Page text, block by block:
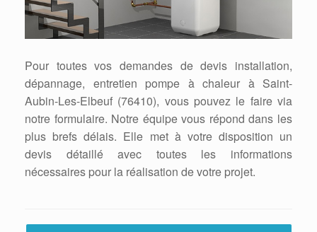
Pour toutes vos demandes de devis installation,
dépannage, entretien pompe à chaleur à Saint-
Aubin-Les-Elbeuf (76410), vous pouvez le faire via
notre formulaire. Notre équipe vous répond dans les
plus brefs délais. Elle met à votre disposition un
devis détaillé avec toutes les informations
nécessaires pour la réalisation de votre projet.